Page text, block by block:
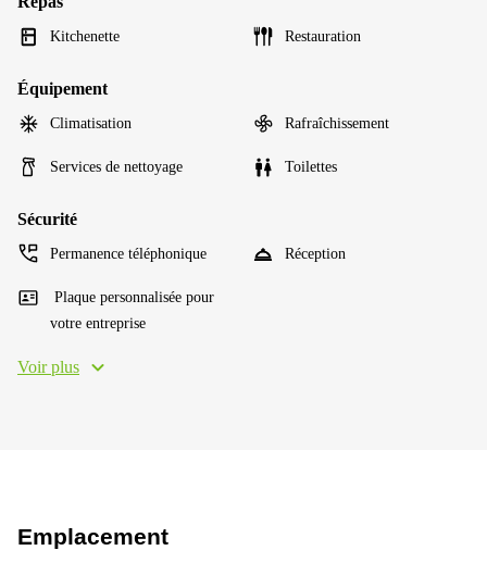
Kitchenette Restauration
Équipement
Climatisation Rafraîchissement
Services de nettoyage Toilettes
Sécurité
Permanence téléphonique Réception
Plaque personnalisée pour
votre entreprise
Voir plus
Emplacement